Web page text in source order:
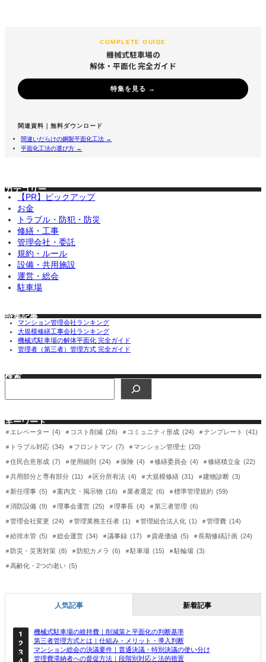
COMPLETE GUIDE
機械式駐車場の
解体・平面化 完全ガイド
特集を見る →
関連資料｜無料ダウンロード
間違いだらけの鋼製平面化工法 →
平面化工法の選び方 →
カテゴリー
【PR】ピックアップ
お金
トラブル・防犯・防災
修繕・工事
管理会社・委託
規約・ルール
設備・共用施設
運営・総会
駐車場
特集記事
マンション管理会社ランキング
大規模修繕工事会社ランキング
機械式駐車場の解体平面化 完全ガイド
管理者（第三者）管理方式 完全ガイド
検索
キーワード
エレベーター (4) コスト削減 (26) コミュニティ形成 (24) テンプレート (41)
トラブル対応 (34) フロントマン (7) マンション管理士 (20)
住民合意形成 (7) 使用細則 (24) 保険 (4) 修繕委員会 (4) 修繕積立金 (22)
共用部分と専有部分 (11) 区分所有法 (4) 大規模修繕 (31) 建物診断 (3)
新任理事 (5) 案内文・掲示物 (16) 業者選定 (6) 標準管理規約 (59)
消防設備 (9) 理事会運営 (25) 理事長 (4) 第三者管理 (6)
管理会社変更 (24) 管理業務主任者 (1) 管理組合法人化 (1) 管理費 (14)
給排水管 (5) 総会運営 (34) 議事録 (17) 資産価値 (5) 長期修繕計画 (24)
防災・災害対策 (8) 防犯カメラ (6) 駐車場 (15) 駐輪場 (3)
高齢化・2つの老い (5)
人気記事 新着記事
機械式駐車場の維持費｜削減策と平面化の判断基準
第三者管理方式とは｜仕組み・メリット・導入判断
マンション総会の決議要件｜普通決議・特別決議の使い分け
管理費滞納者への督促方法｜段階別対応と法的措置